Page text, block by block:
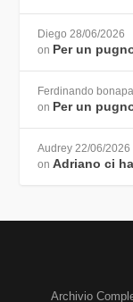
Diego 28/06/2026
on Per un
Ferdinando
on Per un
Audrey 22/06/2026
onAdriano ci
Archivio